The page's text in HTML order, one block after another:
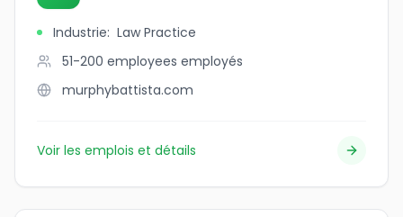
Industrie: Law Practice
51-200 employees employés
murphybattista.com
Voir les emplois et détails